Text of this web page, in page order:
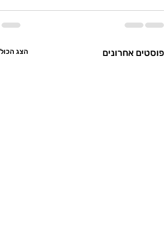
פוסטים אחרונים הצג הכול